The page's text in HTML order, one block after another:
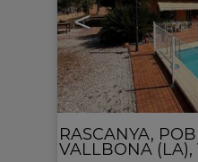
<
RASCANYA,
VALLBONA (LA),